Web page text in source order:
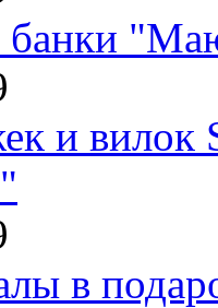
банки
и вилок
в